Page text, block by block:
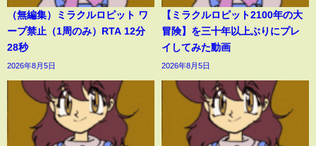
（無編集）ミラクルロピット ワ
ープ禁止（1周のみ）RTA 12分
28秒
2026年8月5日
【ミラクルロピット2100年の大
冒険】を三十年以上ぶりにプレ
イしてみた動画
2026年8月5日